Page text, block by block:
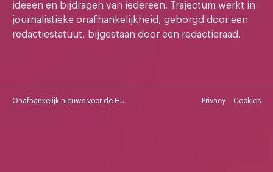
ideeen en bijdragen van iedereen. Trajectum werkt in
journalistieke onafhankelijkheid, geborgd door een
redactiestatuut, bijgestaan door een redactieraad.
Onafhankelijk nieuws voor de HU Privacy Cookies